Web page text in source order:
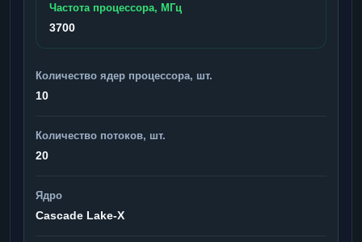
Частота процессора, МГц
3700
Количество ядер процессора, шт.
10
Количество потоков, шт.
20
Ядро
Cascade Lake-X